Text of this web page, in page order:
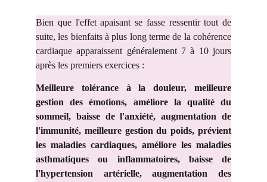
Bien que l'effet apaisant se fasse ressentir tout de
suite, les bienfaits à plus long terme de la cohérence
cardiaque apparaissent généralement 7 à 10 jours
après les premiers exercices :
Meilleure tolérance à la douleur, meilleure
gestion des émotions, améliore la qualité du
sommeil, baisse de l'anxiété, augmentation de
l'immunité, meilleure gestion du poids, prévient
les maladies cardiaques, améliore les maladies
asthmatiques ou inflammatoires, baisse de
l'hypertension artérielle, augmentation des